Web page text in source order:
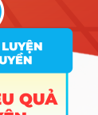
6 18